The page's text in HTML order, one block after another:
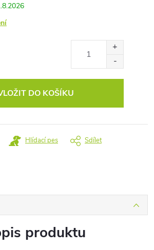
DO KOŠÍKU
Hlídací pes Sdílet
produktu